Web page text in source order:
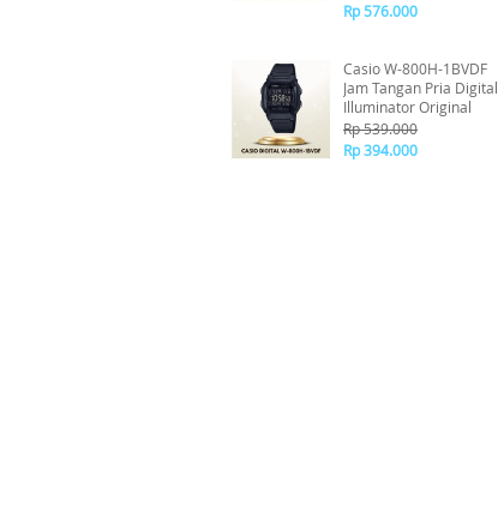
Rp 576.000
Casio W-800H-1BVDF
Jam Tangan Pria Digital
Illuminator Original
Rp 539.000
Rp 394.000